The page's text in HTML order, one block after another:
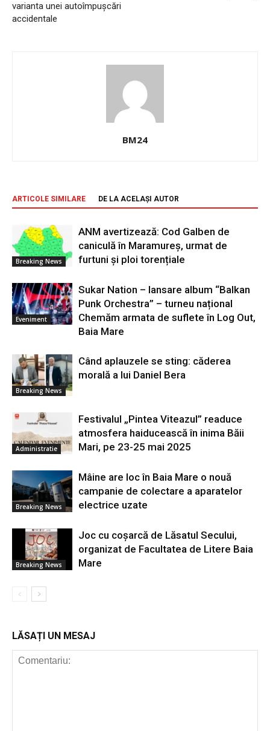
varianta unei autoîmpușcări
accidentale
BM24
ARTICOLE SIMILARE DE LA ACELAȘI AUTOR
Breaking News
ANM avertizează: Cod Galben de
caniculă în Maramureș, urmat de
furtuni și ploi torențiale
Eveniment
Sukar Nation – lansare album “Balkan
Punk Orchestra” – turneu național
Chemăm armata de suflete în Log Out,
Baia Mare
Breaking News
Când aplauzele se sting: căderea
morală a lui Daniel Bera
Administratie
Festivalul „Pintea Viteazul” readuce
atmosfera haiducească în inima Băii
Mari, pe 23-25 mai 2025
Breaking News
Mâine are loc în Baia Mare o nouă
campanie de colectare a aparatelor
electrice uzate
Breaking News
Joc cu coșarcă de Lăsatul Secului,
organizat de Facultatea de Litere Baia
Mare
LĂSAȚI UN MESAJ